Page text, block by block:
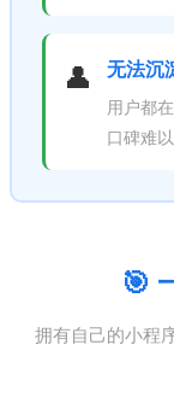
👤 无法沉
用户都
口碑难
🎯
拥有自己的小程